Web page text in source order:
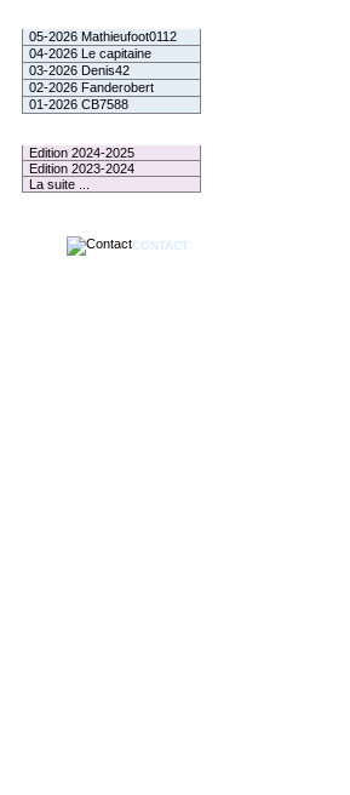
05-2026 Mathieufoot0112
04-2026 Le capitaine
03-2026 Denis42
02-2026 Fanderobert
01-2026 CB7588
Edition 2024-2025
Edition 2023-2024
La suite ...
CONTACT